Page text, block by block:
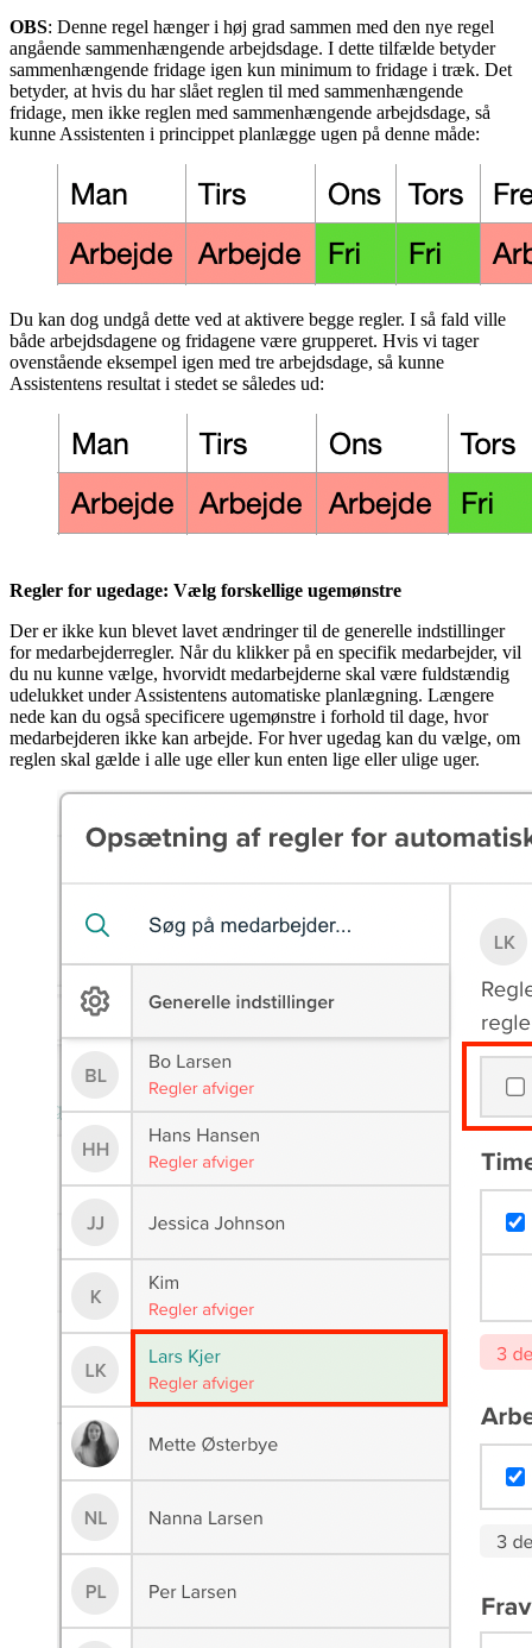
OBS: Denne regel hænger i høj grad sammen med den nye regel
angående sammenhængende arbejdsdage. I dette tilfælde betyder
sammenhængende fridage igen kun minimum to fridage i træk. Det
betyder, at hvis du har slået reglen til med sammenhængende
fridage, men ikke reglen med sammenhængende arbejdsdage, så
kunne Assistenten i princippet planlægge ugen på denne måde:
Du kan dog undgå dette ved at aktivere begge regler. I så fald ville
både arbejdsdagene og fridagene være grupperet. Hvis vi tager
ovenstående eksempel igen med tre arbejdsdage, så kunne
Assistentens resultat i stedet se således ud:
Regler for ugedage: Vælg forskellige ugemønstre
Der er ikke kun blevet lavet ændringer til de generelle indstillinger
for medarbejderregler. Når du klikker på en specifik medarbejder, vil
du nu kunne vælge, hvorvidt medarbejderne skal være fuldstændig
udelukket under Assistentens automatiske planlægning. Længere
nede kan du også specificere ugemønstre i forhold til dage, hvor
medarbejderen ikke kan arbejde. For hver ugedag kan du vælge, om
reglen skal gælde i alle uge eller kun enten lige eller ulige uger.